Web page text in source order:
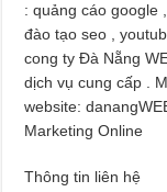
: quảng cáo google
đào tạo seo ,
cong ty Đà Nẵng
dịch vụ cung cấp .
website:
Marketing Online
Thông tin liên hệ